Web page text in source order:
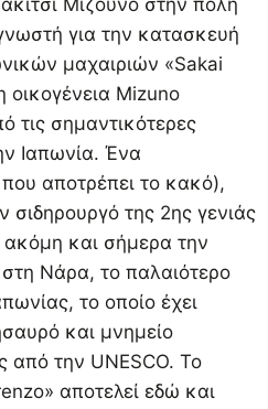
Μιζούνο στην πόλη
για την κατασκευή
μαχαιριών «Sakai
οικογένεια Mizuno
τις σημαντικότερες
Ιαπωνία. Ένα
αποτρέπει το κακό),
της 2ης γενιάς
και σήμερα την
Νάρα, το παλαιότερο
το οποίο έχει
και μνημείο
από την UNESCO. Το
αποτελεί εδώ και